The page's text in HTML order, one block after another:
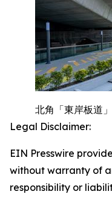
北角「東岸板道」
Legal Disclaimer:
EIN Presswire
without warranty of
responsibility or